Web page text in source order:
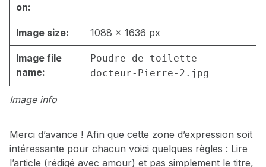
Image info
on:
Image size: 1088 × 1636 px
Image file
name:
Poudre-de-toilette-
docteur-Pierre-2.jpg
Merci d’avance ! Afin que cette zone d’expression soit
intéressante pour chacun voici quelques règles : Lire
l’article (rédigé avec amour) et pas simplement le titre,